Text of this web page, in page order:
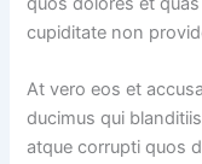
cupiditate non
At vero eos et
ducimus qui
atque corrupti quos